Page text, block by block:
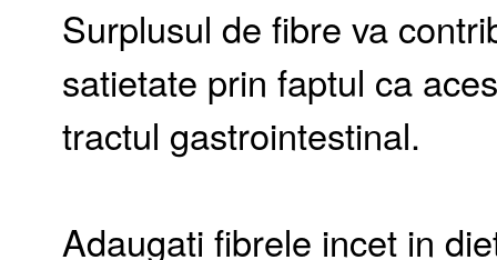
Surplusul de fibre va
satietate prin faptul ca
tractul gastrointestinal.
Adaugati fibrele incet in